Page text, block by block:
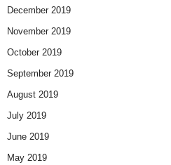
December 2019
November 2019
October 2019
September 2019
August 2019
July 2019
June 2019
May 2019